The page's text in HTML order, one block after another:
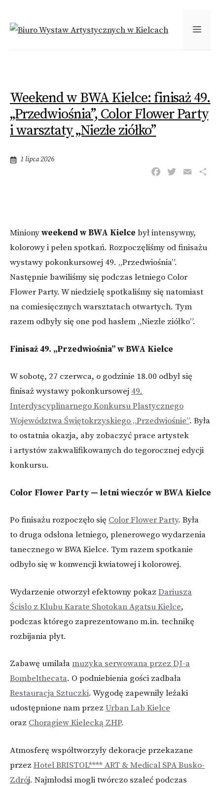
treści
Weekend w BWA Kielce: finisaż 49.
„Przedwiośnia”, Color Flower Party
i warsztaty „Niezłe ziółko”
1 lipca 2026
o
k
e
r
Minionyweekend w BWA Kielce był intensywny,
kolorowy i pełen spotkań. Rozpoczęliśmy od finisażu
wystawy pokonkursowej 49. „Przedwiośnia”.
Następnie bawiliśmy się podczas letniego Color
Flower Party. W niedzielę spotkaliśmy się natomiast
na comiesięcznych warsztatach otwartych. Tym
razem odbyły się one pod hasłem „Niezłe ziółko”.
Finisaż 49. „Przedwiośnia” w BWA Kielce
W sobotę, 27 czerwca, o godzinie 18.00 odbył się
finisaż wystawy pokonkursowej 49.
Interdyscyplinarnego Konkursu Plastycznego
Województwa Świętokrzyskiego „Przedwiośnie”. Była
to ostatnia okazja, aby zobaczyć prace artystek
i artystów zakwalifikowanych do tegorocznej edycji
konkursu.
Color Flower Party — letni wieczór w BWA Kielce
Po finisażu rozpoczęło się Color Flower Party. Była
to druga odsłona letniego, plenerowego wydarzenia
tanecznego w BWA Kielce. Tym razem spotkanie
odbyło się w konwencji kwiatowej i kolorowej.
Wydarzenie otworzył efektowny pokaz Dariusza
Ścisło z Klubu Karate Shotokan Agatsu Kielce,
podczas którego zaprezentowano m.in. technikę
rozbijania płyt.
Zabawę umilałamuzyka serwowana przez DJ-a
Bombelthecata. O podniebienia gości zadbała
Restauracja Sztuczki. Wygodę zapewniły leżaki
udostępnione nam przez Urban Lab Kielce
oraz Chorągiew Kielecką ZHP.
Atmosferę współtworzyły dekoracje przekazane
przez Hotel BRISTOL**** ART & Medical SPA Busko-
Zdrój. Najmłodsi mogli twórczo szaleć podczas